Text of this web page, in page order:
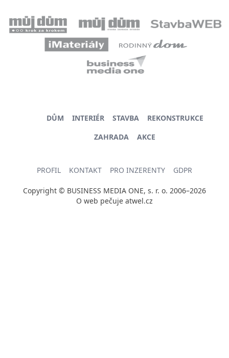
DŮM INTERIÉR STAVBA
REKONSTRUKCE
ZAHRADA
AKCE
PROFIL KONTAKT PRO INZERENTY GDPR
Copyright © BUSINESS MEDIA ONE, s. r. o. 2006–2026